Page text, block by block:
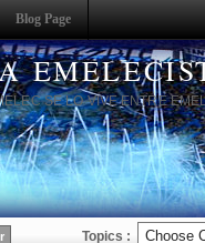
Blog Page
SE LO VIVE ENTRE
Topics :